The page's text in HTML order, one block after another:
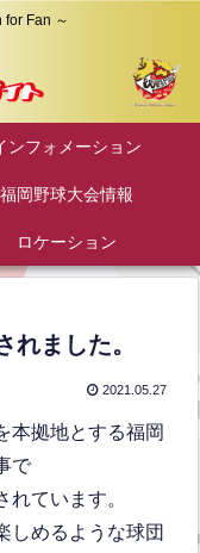
for Fan ～
ンフォメーション
福岡野球大会情報
ロケーション
れました。
2021.05.27
本拠地とする福岡
で
ています。
しめるような球団